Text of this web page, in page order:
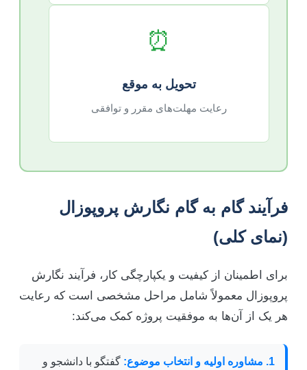
⏰
تحویل به موقع
رعایت مهلت‌های مقرر و توافقی
فرآیند گام به گام نگارش پروپوزال
(نمای کلی)
برای اطمینان از کیفیت و یکپارچگی کار، فرآیند نگارش
پروپوزال معمولاً شامل مراحل مشخصی است که رعایت
هر یک از آن‌ها به موفقیت پروژه کمک می‌کند:
1. مشاوره اولیه و انتخاب موضوع:
گفتگو با دانشجو و